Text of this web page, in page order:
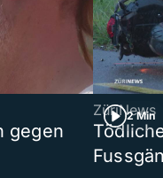
gegen
2 Min
ZüriNews